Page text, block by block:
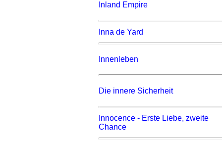
Inland Empire
Inna de Yard
Innenleben
Die innere Sicherheit
Innocence - Erste Liebe, zweite
Chance